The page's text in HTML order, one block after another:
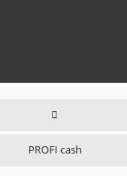
PROFI cash